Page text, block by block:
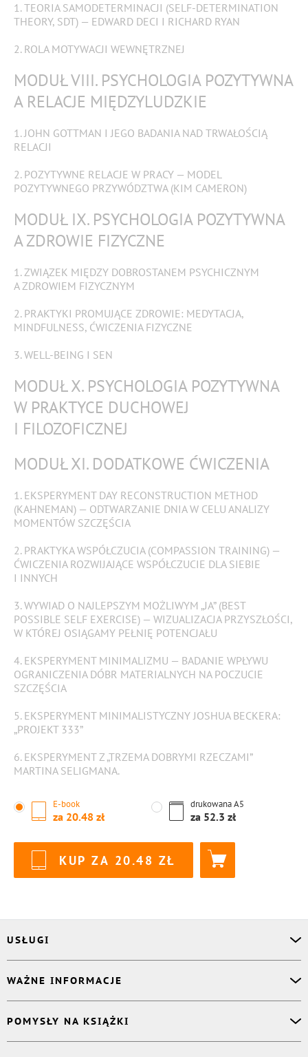
1. TEORIA SAMODETERMINACJI (SELF-DETERMINATION
THEORY, SDT) — EDWARD DECI I RICHARD RYAN
2. ROLA MOTYWACJI WEWNĘTRZNEJ
MODUŁ VIII. PSYCHOLOGIA POZYTYWNA
A RELACJE MIĘDZYLUDZKIE
1. JOHN GOTTMAN I JEGO BADANIA NAD TRWAŁOŚCIĄ
RELACJI
2. POZYTYWNE RELACJE W PRACY — MODEL
POZYTYWNEGO PRZYWÓDZTWA (KIM CAMERON)
MODUŁ IX. PSYCHOLOGIA POZYTYWNA
A ZDROWIE FIZYCZNE
1. ZWIĄZEK MIĘDZY DOBROSTANEM PSYCHICZNYM
A ZDROWIEM FIZYCZNYM
2. PRAKTYKI PROMUJĄCE ZDROWIE: MEDYTACJA,
MINDFULNESS, ĆWICZENIA FIZYCZNE
3. WELL-BEING I SEN
MODUŁ X. PSYCHOLOGIA POZYTYWNA
W PRAKTYCE DUCHOWEJ
I FILOZOFICZNEJ
MODUŁ XI. DODATKOWE ĆWICZENIA
1. EKSPERYMENT DAY RECONSTRUCTION METHOD
(KAHNEMAN) — ODTWARZANIE DNIA W CELU ANALIZY
MOMENTÓW SZCZĘŚCIA
2. PRAKTYKA WSPÓŁCZUCIA (COMPASSION TRAINING) —
ĆWICZENIA ROZWIJAJĄCE WSPÓŁCZUCIE DLA SIEBIE
I INNYCH
3. WYWIAD O NAJLEPSZYM MOŻLIWYM „JA” (BEST
POSSIBLE SELF EXERCISE) — WIZUALIZACJA PRZYSZŁOŚCI,
W KTÓREJ OSIĄGAMY PEŁNIĘ POTENCJAŁU
4. EKSPERYMENT MINIMALIZMU — BADANIE WPŁYWU
OGRANICZENIA DÓBR MATERIALNYCH NA POCZUCIE
SZCZĘŚCIA
5. EKSPERYMENT MINIMALISTYCZNY JOSHUA BECKERA:
„PROJEKT 333”
6. EKSPERYMENT Z „TRZEMA DOBRYMI RZECZAMI”
MARTINA SELIGMANA.
E-book
za 20.48
drukowanaA5
za 52.3
KUP ZA 20.48
USŁUGI
Korektor
Projektant okładki
Druk Twojej książki
Publikacja
WAŻNE INFORMACJE
Książki Ridero
Pomoc
POMYSŁY NA KSIĄŻKI